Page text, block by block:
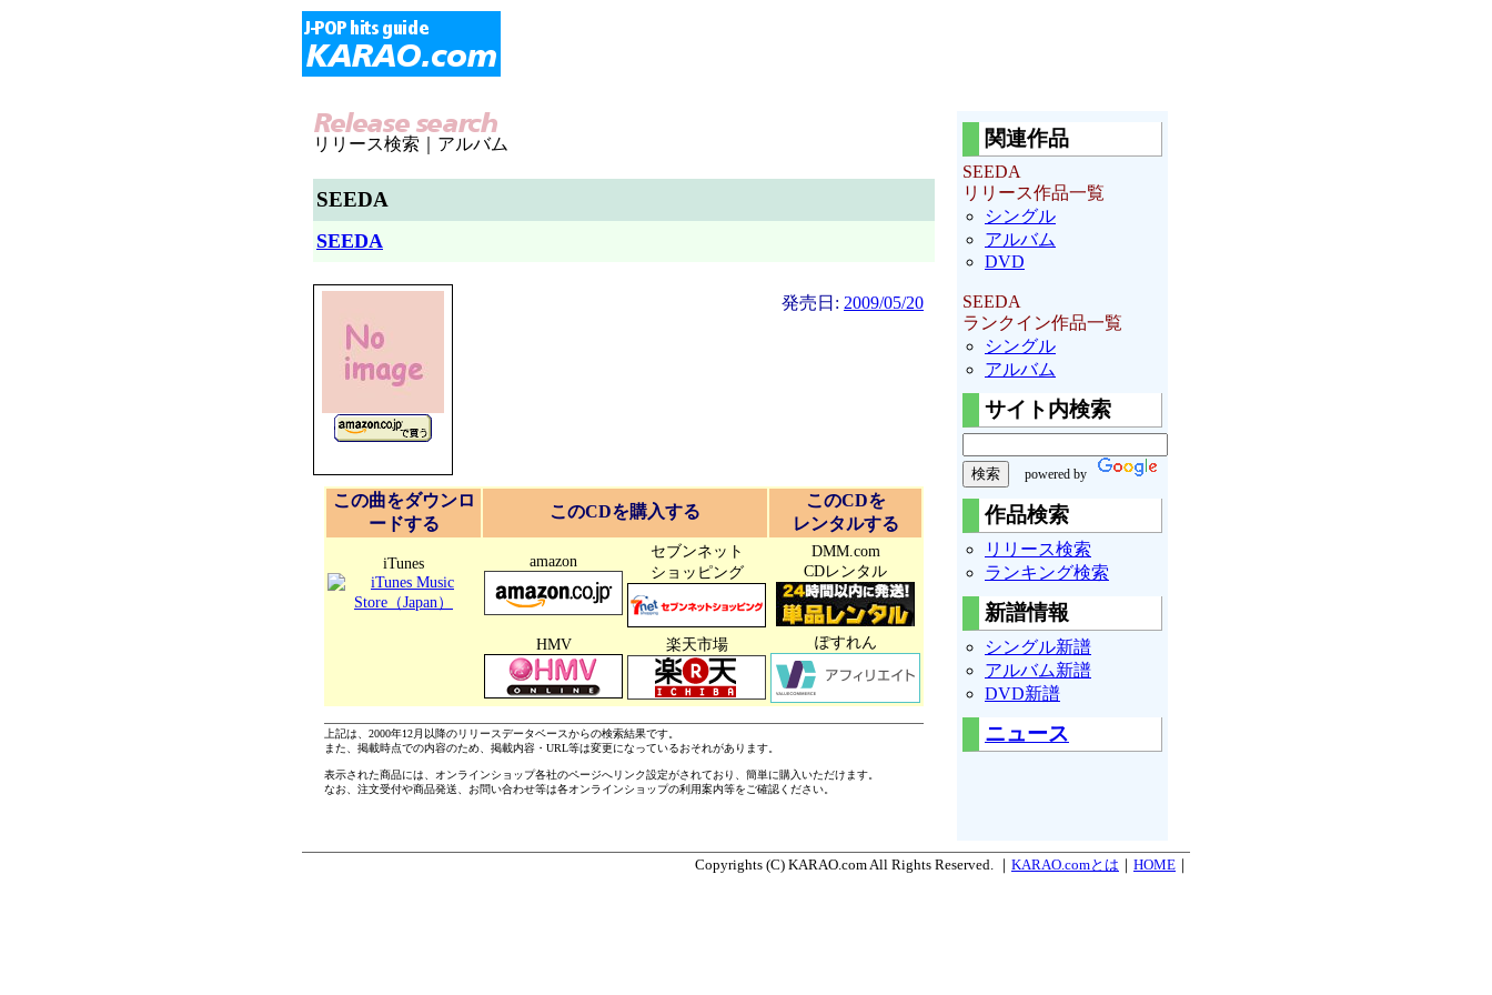
リリース検索｜アルバム
SEEDA
SEEDA
発売日: 2009/05/20
この曲をダウンロ
ードする
このCDを購入する
このCDを
レンタルする
iTunes amazon
セブンネット
ショッピング
DMM.com
CDレンタル
HMV 楽天市場 ぽすれん
上記は、2000年12月以降のリリースデータベースからの検索結果です。
また、掲載時点での内容のため、掲載内容・URL等は変更になっているおそれがあります。
表示された商品には、オンラインショップ各社のページへリンク設定がされており、簡単に購入いただけます。
なお、注文受付や商品発送、お問い合わせ等は各オンラインショップの利用案内等をご確認ください。
関連作品
SEEDA
リリース作品一覧
シングル
アルバム
DVD
SEEDA
ランクイン作品一覧
シングル
アルバム
サイト内検索
powered by
作品検索
リリース検索
ランキング検索
新譜情報
シングル新譜
アルバム新譜
DVD新譜
ニュース
Copyrights (C) KARAO.com All Rights Reserved. ｜ KARAO.comとは HOME